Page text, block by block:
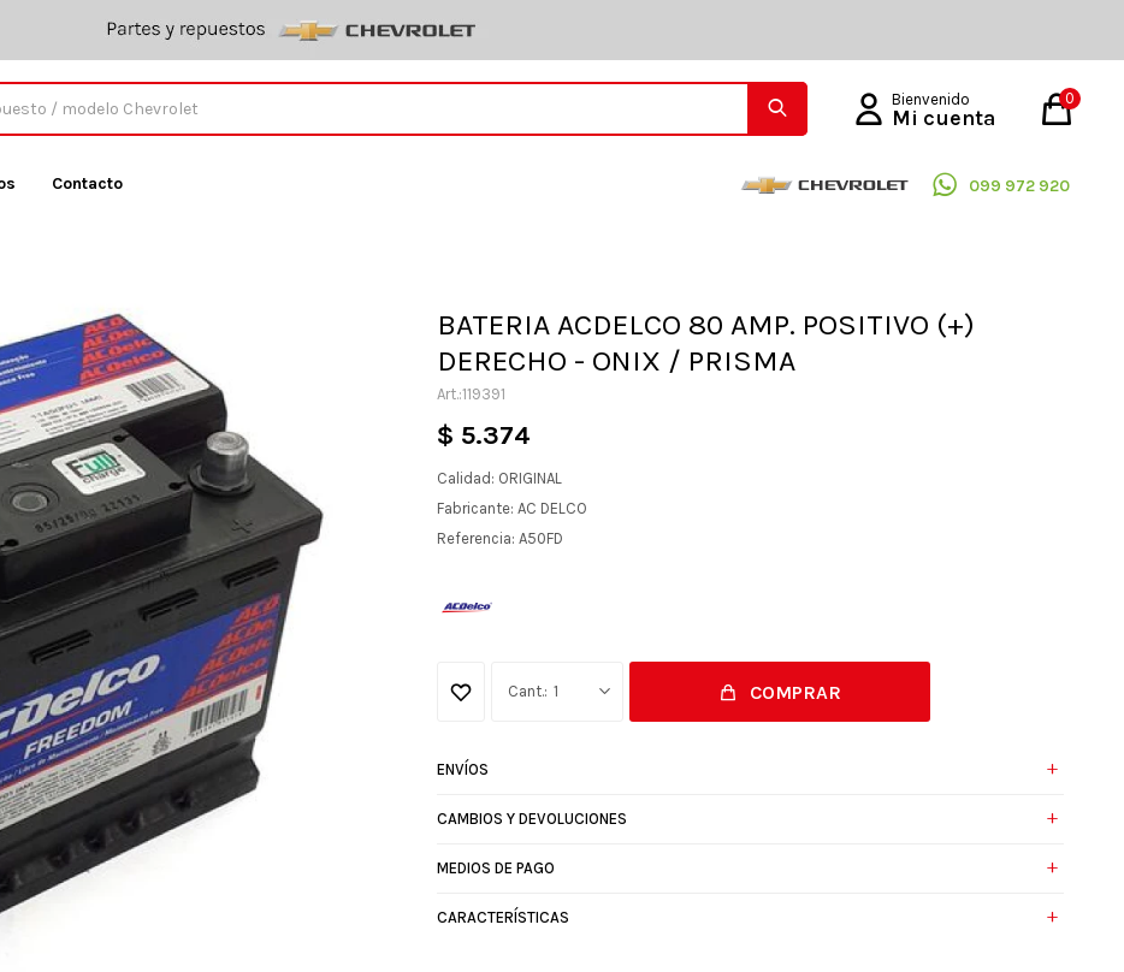
Contacto 099 972 920
0
BATERIA ACDELCO 80 AMP. POSITIVO (+)
DERECHO - ONIX / PRISMA
119391
$ 5.374
Calidad: ORIGINAL
Fabricante: AC DELCO
Referencia: A50FD
1 COMPRAR
ENVÍOS
CAMBIOS Y DEVOLUCIONES
MEDIOS DE PAGO
CARACTERÍSTICAS